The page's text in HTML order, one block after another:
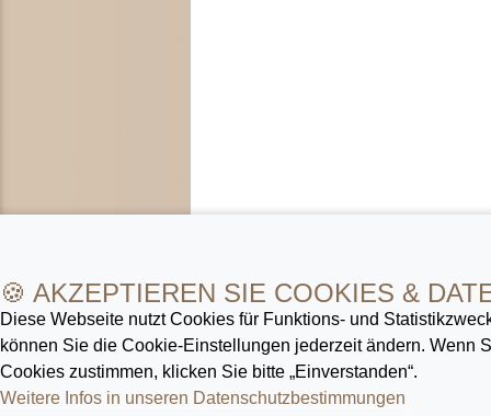
🍪 AKZEPTIEREN SIE COOKIES &
Diese Webseite nutzt Cookies für Funktions- und
können Sie die Cookie-Ein­stellungen jederzeit ändern. Wenn
Cookies zustimmen, klicken Sie bitte „Einverstanden“.
Weitere Infos in unseren Datenschutz­bestimmungen